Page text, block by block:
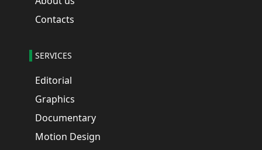
Contacts
SERVICES
Editorial
Graphics
Documentary
Motion Design